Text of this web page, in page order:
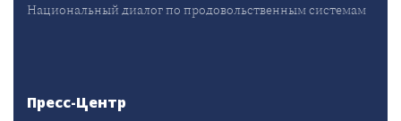
Национальный диалог по продовольственным системам
Пресс-Центр